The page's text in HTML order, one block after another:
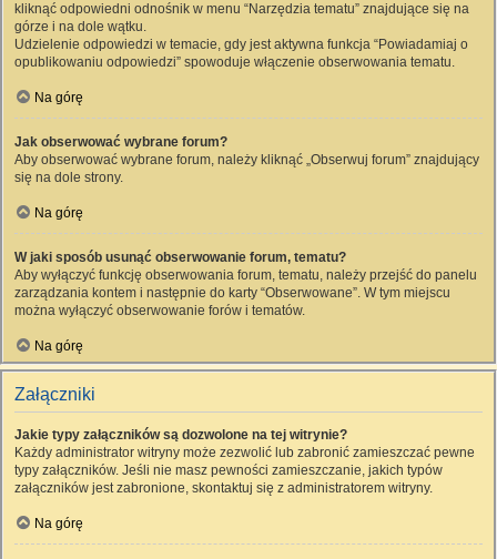
kliknąć odpowiedni odnośnik w menu “Narzędzia tematu” znajdujące się na
górze i na dole wątku.
Udzielenie odpowiedzi w temacie, gdy jest aktywna funkcja “Powiadamiaj o
opublikowaniu odpowiedzi” spowoduje włączenie obserwowania tematu.
Na górę
Jak obserwować wybrane forum?
Aby obserwować wybrane forum, należy kliknąć „Obserwuj forum” znajdujący
się na dole strony.
Na górę
W jaki sposób usunąć obserwowanie forum, tematu?
Aby wyłączyć funkcję obserwowania forum, tematu, należy przejść do panelu
zarządzania kontem i następnie do karty “Obserwowane”. W tym miejscu
można wyłączyć obserwowanie forów i tematów.
Na górę
Załączniki
Jakie typy załączników są dozwolone na tej witrynie?
Każdy administrator witryny może zezwolić lub zabronić zamieszczać pewne
typy załączników. Jeśli nie masz pewności zamieszczanie, jakich typów
załączników jest zabronione, skontaktuj się z administratorem witryny.
Na górę